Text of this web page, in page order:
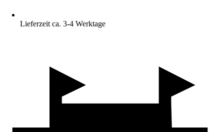
Lieferzeit ca. 3-4 Werktage